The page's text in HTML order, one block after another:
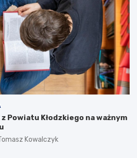
Powiatu Kłodzkiego na ważnym
Kowalczyk